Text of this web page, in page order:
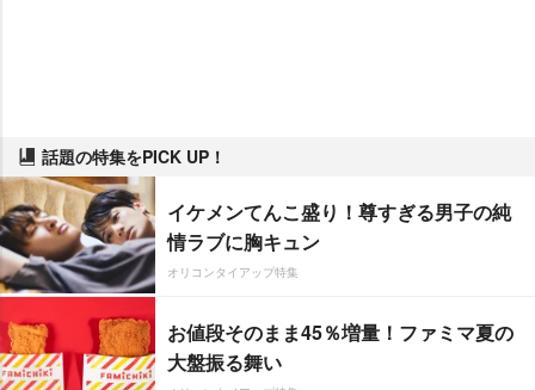
話題の特集をPICK UP！
イケメンてんこ盛り！尊すぎる男子の純
情ラブに胸キュン
オリコンタイアップ特集
お値段そのまま45％増量！ファミマ夏の
大盤振る舞い